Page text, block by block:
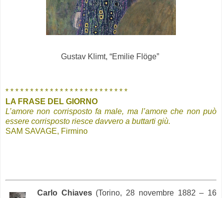
Gustav Klimt, “Emilie Flöge”
* * * * * * * * * * * * * * * * * * * * * * * * *
LA FRASE DEL GIORNO
L’amore non corrisposto fa male, ma l’amore che non può
essere corrisposto riesce davvero a buttarti giù.
SAM SAVAGE, Firmino
Carlo Chiaves (Torino, 28 novembre 1882 – 16